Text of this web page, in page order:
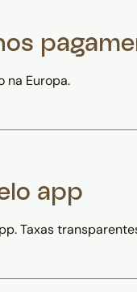
na Europa.
app
Taxas